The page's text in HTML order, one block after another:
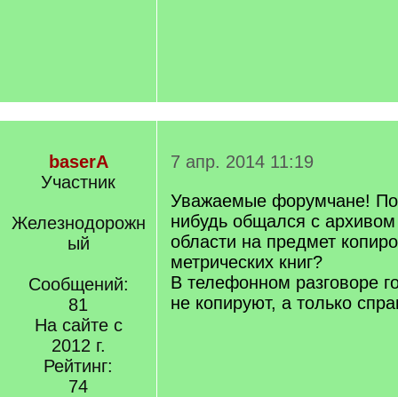
baserA
Участник
Железнодорожн
ый
Сообщений:
81
На сайте с
2012 г.
Рейтинг:
74
7 апр. 2014 11:19
Уважаемые форумчане!
нибудь общался с
области на предмет
метрических книг?
В телефонном разговоре
не копируют, а только